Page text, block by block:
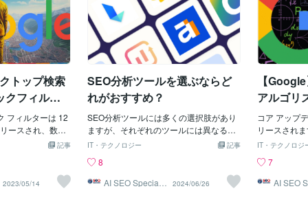
トップ検索
クフィルタ
フィルターは 12
ースされ、数か
現在はデスクト
ルター機能を展
記事
2023/05/14
SEO分析ツールを選ぶならど
れがおすすめ？
SEO分析ツールには多くの選択肢があり
ますが、それぞれのツールには異なる強
みがあります。以下にいくつかのおすす
tics 特徴: 無料で使える強力なアクセス解
析ツール。サイトのトラフィック、ユー
ザー行動、コンバージョン率などを詳細
記事
IT・テクノロジー
8
AI SEO Specialis
2024/06/26
【
アルゴリ
た。
コア アップ
リースされ
コア アップ
され始めま
コア アップ
IT・テクノロジ
7
AI SEO